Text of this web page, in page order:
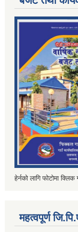
हेर्नको लागि फोटोमा क्लिक
महत्वपूर्ण